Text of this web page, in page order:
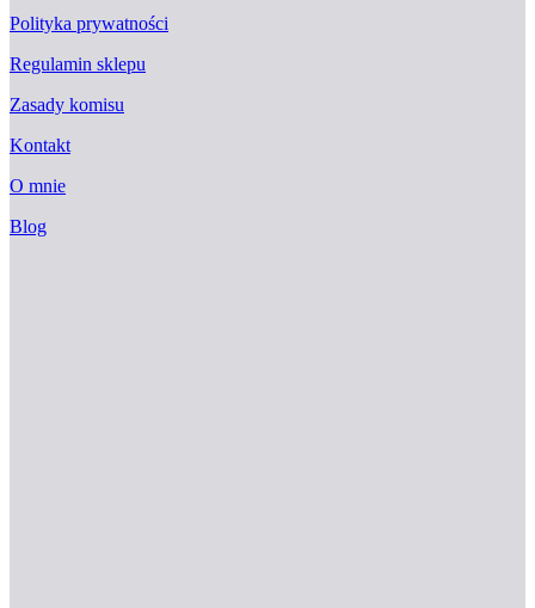
Polityka prywatności
Regulamin sklepu
Zasady komisu
Kontakt
O mnie
Blog